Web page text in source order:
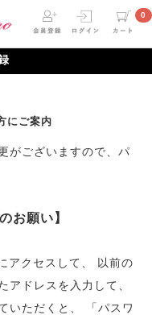
0
にご案内
がございますので、パ
お願い】
アクセスして、
以前の
アドレスを入力して、
いただくと、
「パスワ